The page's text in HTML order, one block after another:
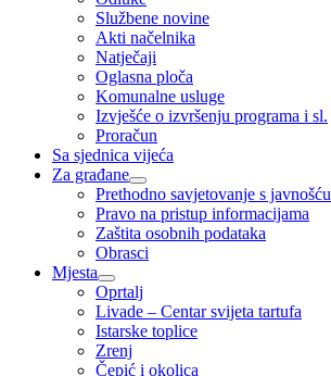
Službene novine
Akti načelnika
Natječaji
Oglasna ploča
Komunalne usluge
Izvješće o izvršenju programa i sl.
Proračun
Sa sjednica vijeća
Za građane
Prethodno savjetovanje s javnošću
Pravo na pristup informacijama
Zaštita osobnih podataka
Obrasci
Mjesta
Oprtalj
Livade – Centar svijeta tartufa
Istarske toplice
Zrenj
Čepić i okolica